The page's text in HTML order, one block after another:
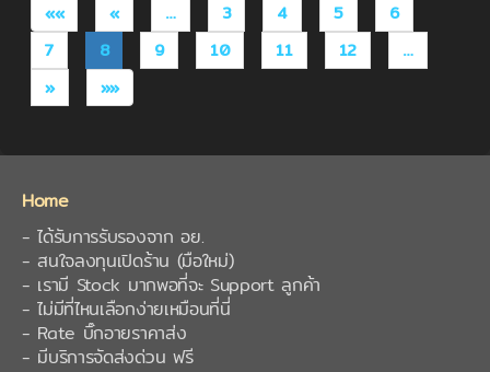
«« « … 3 4 5
6
7
8 9 10 11 12
…
»
»»
Home
- ได้รับการรับรองจาก อย.
- สนใจลงทุนเปิดร้าน (มือใหม่)
- เรามี Stock มากพอที่จะ Support ลูกค้า
- ไม่มีที่ไหนเลือกง่ายเหมือนที่นี่
- Rate บิ๊กอายราคาส่ง
- มีบริการจัดส่งด่วน ฟรี